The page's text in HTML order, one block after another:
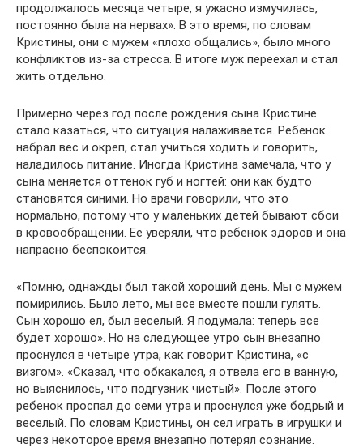
продолжалось месяца четыре, я ужасно измучилась,
постоянно была на нервах». В это время, по словам
Кристины, они с мужем «плохо общались», было много
конфликтов из-за стресса. В итоге муж переехал и стал
жить отдельно.
Примерно через год после рождения сына Кристине
стало казаться, что ситуация налаживается. Ребенок
набрал вес и окреп, стал учиться ходить и говорить,
наладилось питание. Иногда Кристина замечала, что у
сына меняется оттенок губ и ногтей: они как будто
становятся синими. Но врачи говорили, что это
нормально, потому что у маленьких детей бывают сбои
в кровообращении. Ее уверяли, что ребенок здоров и она
напрасно беспокоится.
«Помню, однажды был такой хороший день. Мы с мужем
помирились. Было лето, мы все вместе пошли гулять.
Сын хорошо ел, был веселый. Я подумала: теперь все
будет хорошо». Но на следующее утро сын внезапно
проснулся в четыре утра, как говорит Кристина, «с
визгом». «Сказал, что обкакался, я отвела его в ванную,
но выяснилось, что подгузник чистый». После этого
ребенок проспал до семи утра и проснулся уже бодрый и
веселый. По словам Кристины, он сел играть в игрушки и
через некоторое время внезапно потерял сознание.